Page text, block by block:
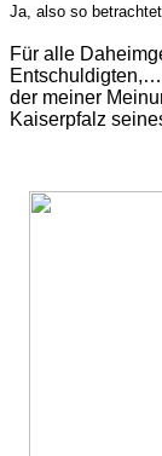
Ja, also so
Für alle
der meiner
Kaiserpfalz